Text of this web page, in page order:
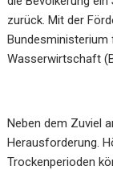
zurück. Mit der
Wasserwirtschaft
Neben dem Zuviel
Herausforderung.
Trockenperioden